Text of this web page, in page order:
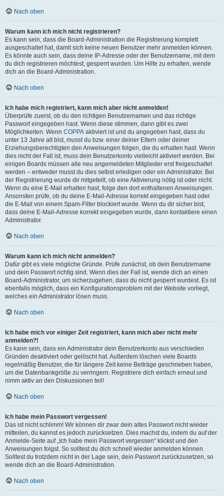
Nach oben
Warum kann ich mich nicht registrieren?
Es kann sein, dass die Board-Administration die Registrierung komplett
ausgeschaltet hat, damit sich keine neuen Benutzer mehr anmelden können.
Es könnte auch sein, dass deine IP-Adresse oder der Benutzername, mit dem
du dich registrieren möchtest, gesperrt wurden. Um Hilfe zu erhalten, wende
dich an die Board-Administration.
Nach oben
Ich habe mich registriert, kann mich aber nicht anmelden!
Überprüfe zuerst, ob du den richtigen Benutzernamen und das richtige
Passwort eingegeben hast. Wenn diese stimmen, dann gibt es zwei
Möglichkeiten. Wenn COPPA aktiviert ist und du angegeben hast, dass du
unter 13 Jahre alt bist, musst du bzw. einer deiner Eltern oder deiner
Erziehungsberechtigten den Anweisungen folgen, die du erhalten hast. Wenn
dies nicht der Fall ist, muss dein Benutzerkonto vielleicht aktiviert werden. Bei
einigen Boards müssen alle neu angemeldeten Mitglieder erst freigeschaltet
werden – entweder musst du dies selbst erledigen oder ein Administrator. Bei
der Registrierung wurde dir mitgeteilt, ob eine Aktivierung nötig ist oder nicht.
Wenn du eine E-Mail erhalten hast, folge den dort enthaltenen Anweisungen.
Ansonsten prüfe, ob du deine E-Mail-Adresse korrekt eingegeben hast oder
die E-Mail von einem Spam-Filter blockiert wurde. Wenn du dir sicher bist,
dass deine E-Mail-Adresse korrekt eingegeben wurde, dann kontaktiere einen
Administrator.
Nach oben
Warum kann ich mich nicht anmelden?
Dafür gibt es viele mögliche Gründe. Prüfe zunächst, ob dein Benutzername
und dein Passwort richtig sind. Wenn dies der Fall ist, wende dich an einen
Board-Administrator, um sicherzugehen, dass du nicht gesperrt wurdest. Es ist
ebenfalls möglich, dass ein Konfigurationsproblem mit der Website vorliegt,
welches ein Administrator lösen muss.
Nach oben
Ich habe mich vor einiger Zeit registriert, kann mich aber nicht mehr
anmelden?!
Es kann sein, dass ein Administrator dein Benutzerkonto aus verschieden
Gründen deaktiviert oder gelöscht hat. Außerdem löschen viele Boards
regelmäßig Benutzer, die für längere Zeit keine Beiträge geschrieben haben,
um die Datenbankgröße zu verringern. Registriere dich einfach erneut und
nimm aktiv an den Diskussionen teil!
Nach oben
Ich habe mein Passwort vergessen!
Das ist nicht schlimm! Wir können dir zwar dein altes Passwort nicht wieder
mitteilen, du kannst es jedoch zurücksetzen. Dies machst du, indem du auf der
Anmelde-Seite auf „Ich habe mein Passwort vergessen“ klickst und den
Anweisungen folgst. So solltest du dich schnell wieder anmelden können.
Solltest du trotzdem nicht in der Lage sein, dein Passwort zurückzusetzen, so
wende dich an die Board-Administration.
Nach oben